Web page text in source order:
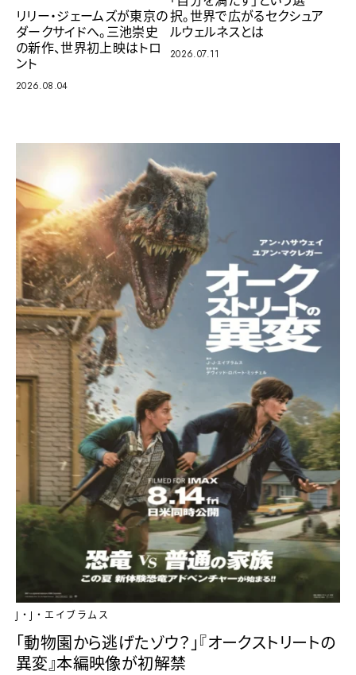
リリー・ジェームズが東京の
ダークサイドへ。三池崇史
の新作、世界初上映はトロ
ント
2026.08.04
択。世界で広がるセクシュア
ルウェルネスとは
2026.07.11
J・J・エイブラムス
「動物園から逃げたゾウ？」『オークストリートの
異変』本編映像が初解禁